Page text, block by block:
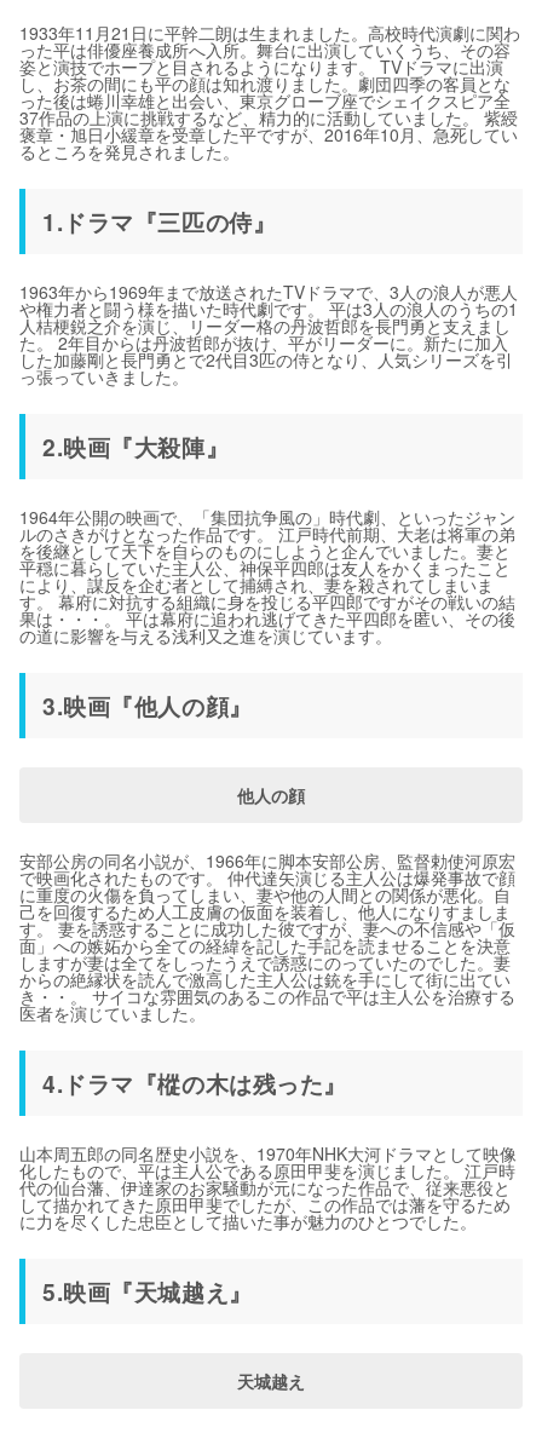
1933年11月21日に平幹二朗は生まれました。高校時代演劇に関わ
った平は俳優座養成所へ入所。舞台に出演していくうち、その容
姿と演技でホープと目されるようになります。 TVドラマに出演
し、お茶の間にも平の顔は知れ渡りました。劇団四季の客員とな
った後は蜷川幸雄と出会い、東京グローブ座でシェイクスピア全
37作品の上演に挑戦するなど、精力的に活動していました。 紫綬
褒章・旭日小緩章を受章した平ですが、2016年10月、急死してい
るところを発見されました。
1.ドラマ『三匹の侍』
1963年から1969年まで放送されたTVドラマで、3人の浪人が悪人
や権力者と闘う様を描いた時代劇です。 平は3人の浪人のうちの1
人桔梗鋭之介を演じ、リーダー格の丹波哲郎を長門勇と支えまし
た。 2年目からは丹波哲郎が抜け、平がリーダーに。新たに加入
した加藤剛と長門勇とで2代目3匹の侍となり、人気シリーズを引
っ張っていきました。
2.映画『大殺陣』
1964年公開の映画で、「集団抗争風の」時代劇、といったジャン
ルのさきがけとなった作品です。 江戸時代前期、大老は将軍の弟
を後継として天下を自らのものにしようと企んでいました。妻と
平穏に暮らしていた主人公、神保平四郎は友人をかくまったこと
により、謀反を企む者として捕縛され、妻を殺されてしまいま
す。 幕府に対抗する組織に身を投じる平四郎ですがその戦いの結
果は・・・。 平は幕府に追われ逃げてきた平四郎を匿い、その後
の道に影響を与える浅利又之進を演じています。
3.映画『他人の顔』
他人の顔
安部公房の同名小説が、1966年に脚本安部公房、監督勅使河原宏
で映画化されたものです。 仲代達矢演じる主人公は爆発事故で顔
に重度の火傷を負ってしまい、妻や他の人間との関係が悪化。自
己を回復するため人工皮膚の仮面を装着し、他人になりすましま
す。 妻を誘惑することに成功した彼ですが、妻への不信感や「仮
面」への嫉妬から全ての経緯を記した手記を読ませることを決意
しますが妻は全てをしったうえで誘惑にのっていたのでした。妻
からの絶縁状を読んで激高した主人公は銃を手にして街に出てい
き・・。 サイコな雰囲気のあるこの作品で平は主人公を治療する
医者を演じていました。
4.ドラマ『樅の木は残った』
山本周五郎の同名歴史小説を、1970年NHK大河ドラマとして映像
化したもので、平は主人公である原田甲斐を演じました。 江戸時
代の仙台藩、伊達家のお家騒動が元になった作品で、従来悪役と
して描かれてきた原田甲斐でしたが、この作品では藩を守るため
に力を尽くした忠臣として描いた事が魅力のひとつでした。
5.映画『天城越え』
天城越え